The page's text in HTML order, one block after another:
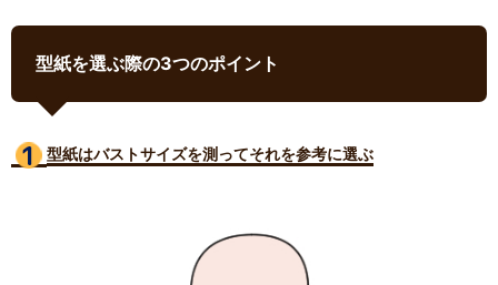
型紙を選ぶ際の3つのポイント
型紙はバストサイズを測ってそれを参考に選ぶ